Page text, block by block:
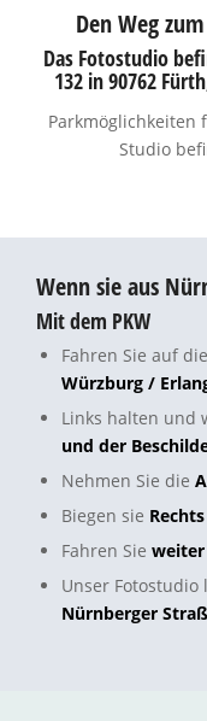
Den Weg
Das Fotostudio
132 in 90762
Parkmöglichkeiten
Studio
Wenn sie aus
Mit dem PKW
Fahren Sie auf die
Würzburg /
Links halten und
und der
Nehmen Sie die
Biegen sie
Fahren Sie weiter
Unser
Nürnberger